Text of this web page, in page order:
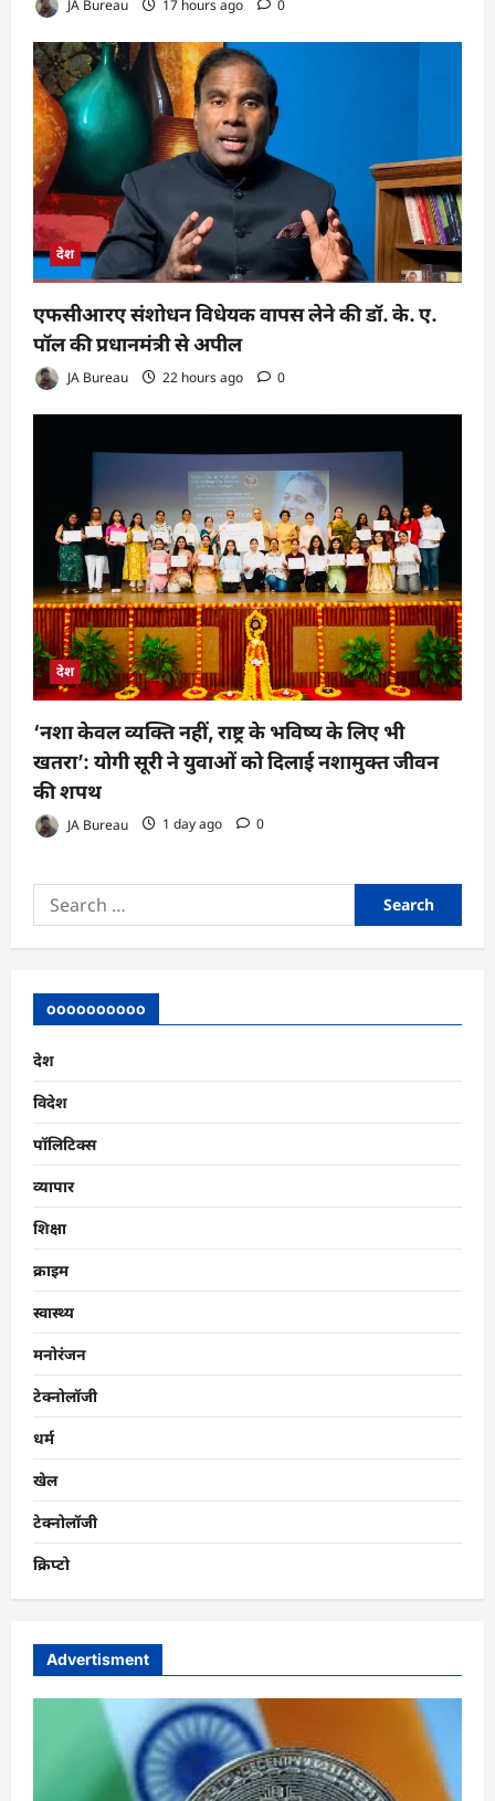
JA Bureau 17 hours ago 0
देश
एफसीआरए संशोधन विधेयक वापस लेने की डॉ. के. ए.
पॉल की प्रधानमंत्री से अपील
JA Bureau 22 hours ago 0
देश
‘नशा केवल व्यक्ति नहीं, राष्ट्र के भविष्य के लिए भी
खतरा’: योगी सूरी ने युवाओं को दिलाई नशामुक्त जीवन
की शपथ
JA Bureau 1 day ago 0
Search
for:
oooooooooo
देश
विदेश
पॉलिटिक्स
व्यापार
शिक्षा
क्राइम
स्वास्थ्य
मनोरंजन
टेक्नोलॉजी
धर्म
खेल
टेक्नोलॉजी
क्रिप्टो
Advertisment